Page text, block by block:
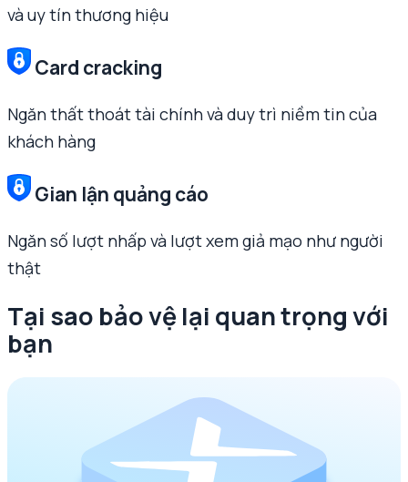
và uy tín thương hiệu
Card cracking
Ngăn thất thoát tài chính và duy trì niềm tin của
khách hàng
Gian lận quảng cáo
Ngăn số lượt nhấp và lượt xem giả mạo như người
thật
Tại sao bảo vệ lại quan trọng với
bạn